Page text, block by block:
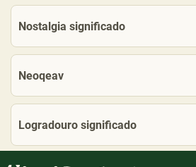
Nostalgia significado
Neoqeav
Logradouro significado